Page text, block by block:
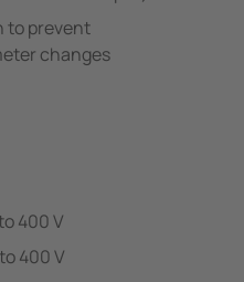
to prevent
changes
400 V
400 V